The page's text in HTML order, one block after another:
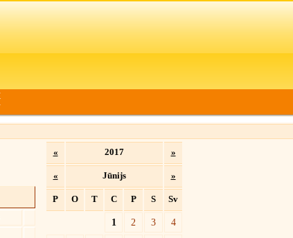
« 2017 »
« Jūnijs »
P O T C P S Sv
1 2 3
4